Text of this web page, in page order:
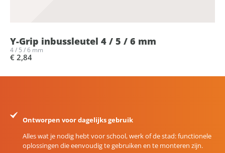
Y-Grip inbussleutel 4 / 5 / 6 mm
4 / 5 / 6 mm
€ 2,84
Ontworpen voor dagelijks gebruik
Alles wat je nodig hebt voor school, werk of de stad: functionele
oplossingen die eenvoudig te gebruiken en te monteren zijn.